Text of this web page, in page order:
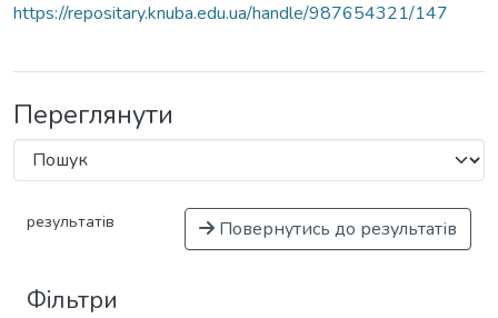
https://repositary.knuba.edu.ua/handle/987654321/147
Переглянути
результатів Повернутись до результатів
Фільтри